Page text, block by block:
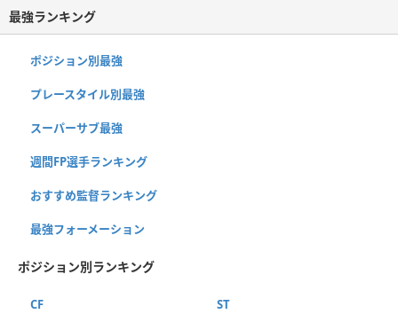
最強ランキング
ポジション別最強
プレースタイル別最強
スーパーサブ最強
週間FP選手ランキング
おすすめ監督ランキング
最強フォーメーション
ポジション別ランキング
CF ST